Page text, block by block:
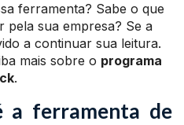
ferramenta? Sabe o que
pela sua empresa? Se a
a continuar sua leitura.
mais sobre o programa
.
a ferramenta de